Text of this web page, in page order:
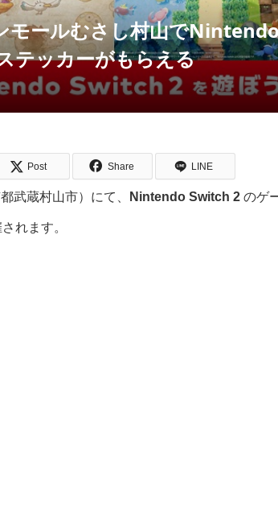
モールむさし村山で
テッカーがもらえる
Post Share LINE
武蔵村山市）にて、 Nintendo Switch 2のゲ
れます。